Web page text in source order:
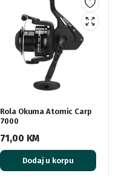
Rola Okuma Atomic Carp
7000
71,00 KM
Dodaj u korpu